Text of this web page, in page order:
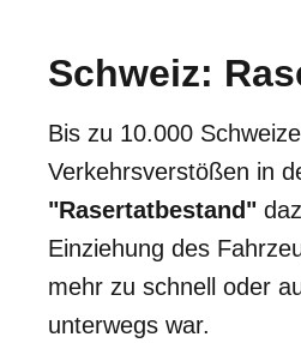
Schweiz:
Bis zu 10.000
Verkehrsverstößen in
"Rasertatbestand"
Einziehung des
mehr zu schnell oder
unterwegs war.